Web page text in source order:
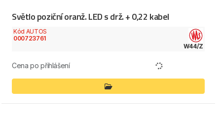
Světlo poziční oranž. LED s drž. + 0,22 kabel
Kód AUTOS
000723761
W44/Z
Cena po přihlášení